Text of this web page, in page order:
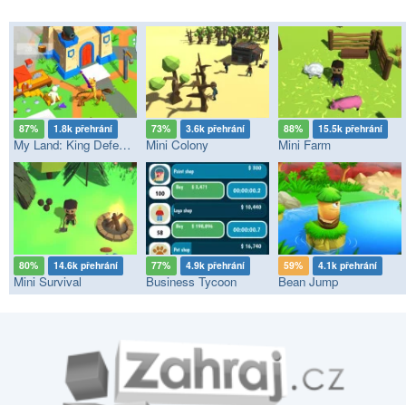
87% 1.8k přehrání
My Land: King Defender
73% 3.6k přehrání
Mini Colony
88% 15.5k přehrání
Mini Farm
80% 14.6k přehrání
Mini Survival
77% 4.9k přehrání
Business Tycoon
59% 4.1k přehrání
Bean Jump